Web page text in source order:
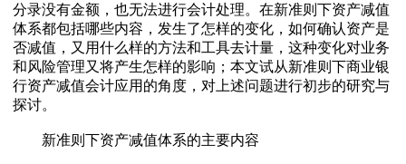
分录没有金额，也无法进行会计处理。在新准则下资产减值
体系都包括哪些内容，发生了怎样的变化，如何确认资产是
否减值，又用什么样的方法和工具去计量，这种变化对业务
和风险管理又将产生怎样的影响；本文试从新准则下商业银
行资产减值会计应用的角度，对上述问题进行初步的研究与
探讨。
新准则下资产减值体系的主要内容